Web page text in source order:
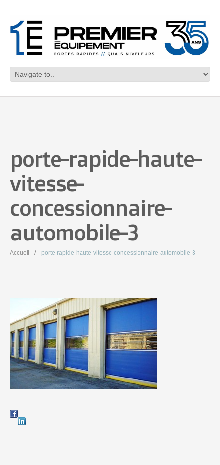
porte-rapide-haute-
vitesse-
concessionnaire-
automobile-3
Accueil porte-rapide-haute-vitesse-concessionnaire-automobile-3